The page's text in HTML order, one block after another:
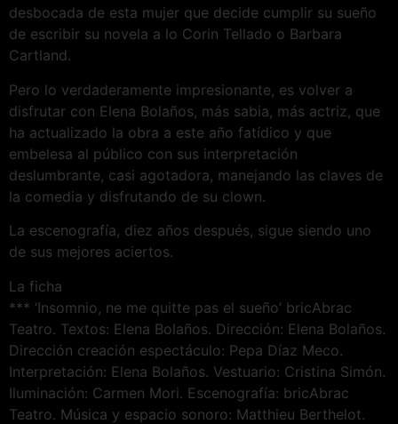
desbocada de esta mujer que decide cumplir su sueño
de escribir su novela a lo Corin Tellado o Barbara
Cartland.
Pero lo verdaderamente impresionante, es volver a
disfrutar con Elena Bolaños, más sabia, más actriz, que
ha actualizado la obra a este año fatídico y que
embelesa al público con sus interpretación
deslumbrante, casi agotadora, manejando las claves de
la comedia y disfrutando de su clown.
La escenografía, diez años después, sigue siendo uno
de sus mejores aciertos.
La ficha
*** ‘Insomnio, ne me quitte pas el sueño’ bricAbrac
Teatro. Textos: Elena Bolaños. Dirección: Elena Bolaños.
Dirección creación espectáculo: Pepa Díaz Meco.
Interpretación: Elena Bolaños. Vestuario: Cristina Simón.
Iluminación: Carmen Mori. Escenografía: bricAbrac
Teatro. Música y espacio sonoro: Matthieu Berthelot.